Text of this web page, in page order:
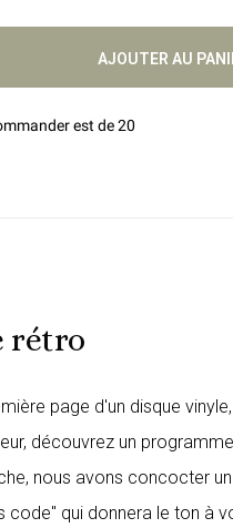
AJOUTER AU
est de 20
rétro
page d'un disque
découvrez un
nous avons concocter
code" qui donnera le ton à